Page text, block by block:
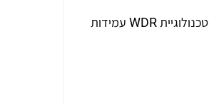
צילום באיכות גבוהה עם רזולוציה של 4 מגה פיקסל טכנולוגיית דחיסת ודיאו יעילה של H.265 + צילום ברור בזכות טכנולוגיית WDR עמידות